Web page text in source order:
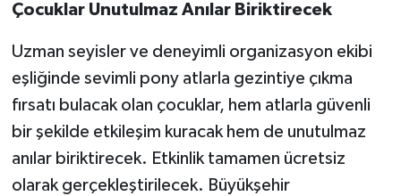
Çocuklar Unutulmaz Anılar Biriktirecek
Uzman seyisler ve deneyimli organizasyon ekibi
eşliğinde sevimli pony atlarla gezintiye çıkma
fırsatı bulacak olan çocuklar, hem atlarla güvenli
bir şekilde etkileşim kuracak hem de unutulmaz
anılar biriktirecek. Etkinlik tamamen ücretsiz
olarak gerçekleştirilecek. Büyükşehir